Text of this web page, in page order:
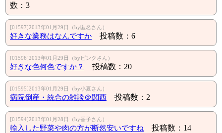
数：3
[01597]2013年01月29日（by匿名さん）
好きな業務はなんですか 投稿数：6
[01596]2013年01月29日（byピンクさん）
好きな色何色ですか？ 投稿数：20
[01595]2013年01月29日（by小夏さん）
病院倒産・統合の雑談＠関西 投稿数：2
[01594]2013年01月28日（by香子さん）
輸入した野菜や肉の方が断然安いですね 投稿数：14